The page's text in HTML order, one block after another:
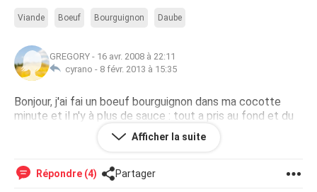
Viande Boeuf Bourguignon Daube
GREGORY - 16 avr. 2008 à 22:11
cyrano - 8 févr. 2013 à 15:35
Bonjour, j'ai fai un boeuf bourguignon dans ma cocotte
minute et il n'y à plus de sauce : tout a pris au fond et du
coup, je ne sais pas comment faire pour que ce soit moins
sec réchauffé... Merci pour vos suggestions !
Afficher la suite
Répondre (4) Partager